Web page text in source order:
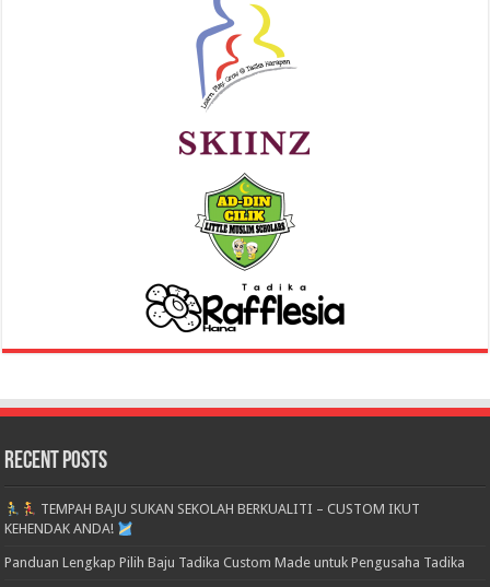
Recent Posts
TEMPAH BAJU SUKAN SEKOLAH BERKUALITI – CUSTOM IKUT
KEHENDAK ANDA!
Panduan Lengkap Pilih Baju Tadika Custom Made untuk Pengusaha Tadika